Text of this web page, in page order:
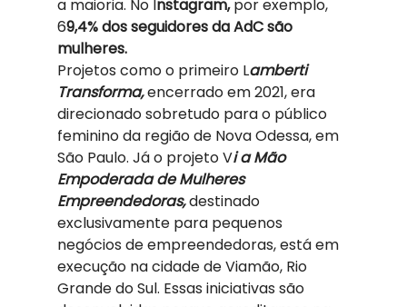
a maioria. No Instagram, por exemplo,
69,4% dos seguidores da AdC são
mulheres.
Projetos como o primeiro Lamberti
Transforma, encerrado em 2021, era
direcionado sobretudo para o público
feminino da região de Nova Odessa, em
São Paulo. Já o projeto Vi a Mão
Empoderada de Mulheres
Empreendedoras, destinado
exclusivamente para pequenos
negócios de empreendedoras, está em
execução na cidade de Viamão, Rio
Grande do Sul. Essas iniciativas são